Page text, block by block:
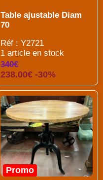
Table ajustable Diam
70
Réf : Y2721
1 article en stock
340€
238.00€ -30%
Promo